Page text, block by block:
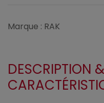
Marque : RAK
DESCRIPTION &